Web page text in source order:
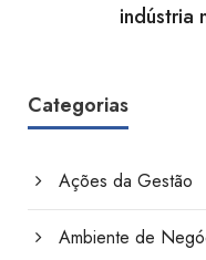
indústria
Categorias
Ações da Gestão
Ambiente de